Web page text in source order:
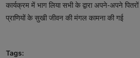
कार्यक्रम में भाग लिया सभी के द्वारा अपने-अपने
प्राणियों के सुखी जीवन की मंगल कामना की गई
Tags: